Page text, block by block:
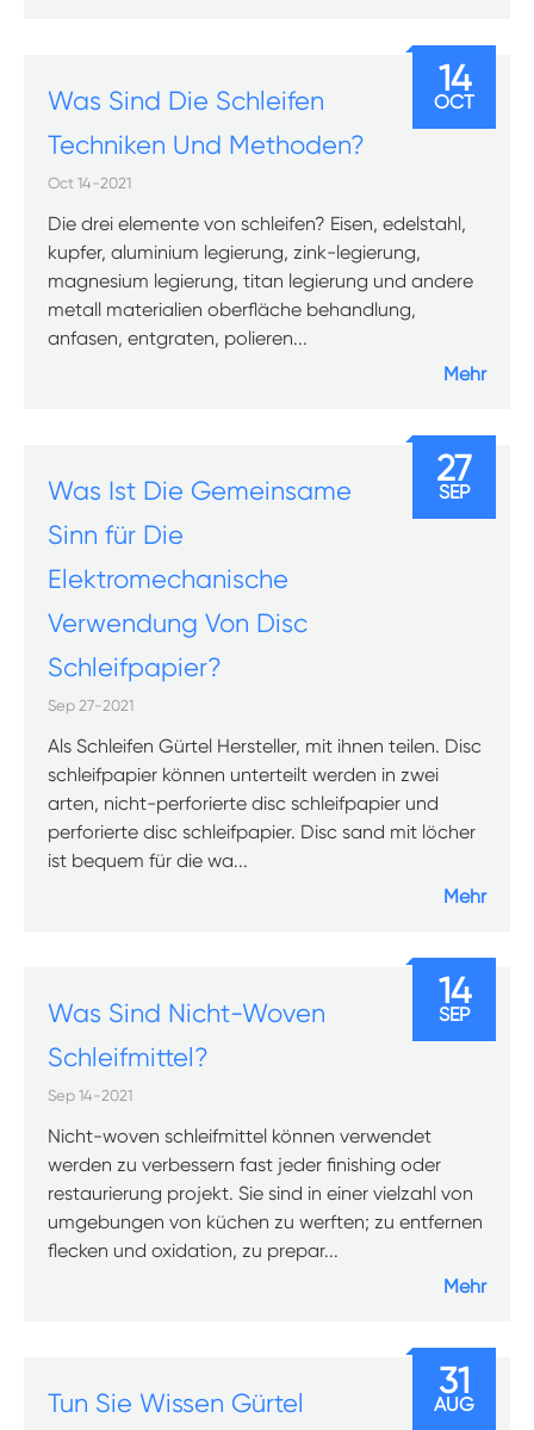
Was Sind Die Schleifen
Techniken Und Methoden?
Oct 14-2021
Die drei elemente von schleifen? Eisen, edelstahl,
kupfer, aluminium legierung, zink-legierung,
magnesium legierung, titan legierung und andere
metall materialien oberfläche behandlung,
anfasen, entgraten, polieren...
Mehr
14
OCT
Was Ist Die Gemeinsame
Sinn für Die
Elektromechanische
Verwendung Von Disc
Schleifpapier?
Sep 27-2021
Als Schleifen Gürtel Hersteller, mit ihnen teilen. Disc
schleifpapier können unterteilt werden in zwei
arten, nicht-perforierte disc schleifpapier und
perforierte disc schleifpapier. Disc sand mit löcher
ist bequem für die wa...
Mehr
27
SEP
Was Sind Nicht-Woven
Schleifmittel?
Sep 14-2021
Nicht-woven schleifmittel können verwendet
werden zu verbessern fast jeder finishing oder
restaurierung projekt. Sie sind in einer vielzahl von
umgebungen von küchen zu werften; zu entfernen
flecken und oxidation, zu prepar...
Mehr
14
SEP
Tun Sie Wissen Gürtel
31
AUG